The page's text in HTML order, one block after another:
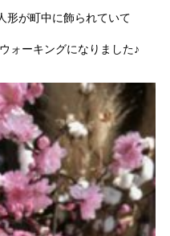
形が町中に飾られていて
ォーキングになりました♪